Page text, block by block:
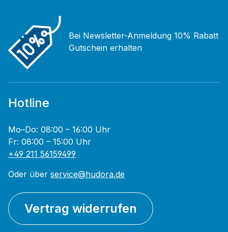
Bei Newsletter-Anmeldung 10% Rabatt
Gutschein erhalten
Hotline
Mo–Do: 08:00 – 16:00 Uhr
Fr: 08:00 – 15:00 Uhr
+49 211 56159499
Oder über service@hudora.de
Vertrag widerrufen